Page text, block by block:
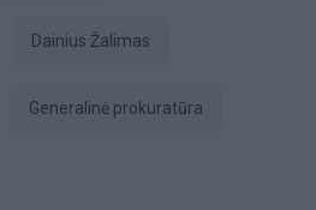
Dainius Žalimas
Generalinė prokuratūra